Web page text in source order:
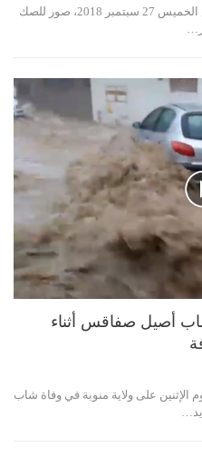
نشر الاتحاد العام التونسي للشغل، امس الخميس 27 سبتمبر 2018، صور للصك
أصيل صفاقس أثناء
الإثنين على ولاية منوبة في وفاة شاب